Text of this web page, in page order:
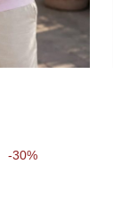
-30%